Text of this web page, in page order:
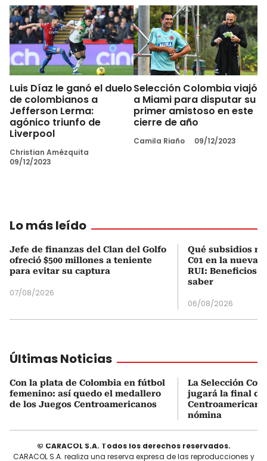
Luis Díaz le ganó el duelo
de colombianos a
Jefferson Lerma:
agónico triunfo de
Liverpool
Christian Amézquita
09/12/2023
Selección Colombia viajó
a Miami para disputar su
primer amistoso en este
cierre de año
Camila Riaño 09/12/2023
Lo más leído
Jefe de finanzas del Clan del Golfo
ofreció $500 millones a teniente
para evitar su captura
07/08/2026
Qué subsidios
C01 en la nueva
RUI: Beneficios
saber
06/08/2026
Últimas Noticias
Con la plata de Colombia en fútbol
femenino: así quedo el medallero
de los Juegos Centroamericanos
La Selección
jugará la final de
nómina
© CARACOL S.A. Todos los derechos reservados.
CARACOL S.A. realiza una reserva expresa de las reproducciones y